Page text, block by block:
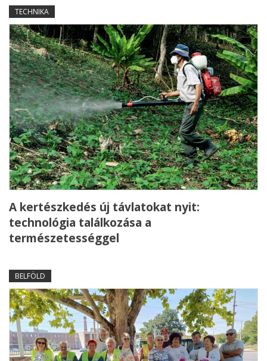
TECHNIKA
A kertészkedés új távlatokat nyit:
technológia találkozása a
természetességgel
BELFÖLD